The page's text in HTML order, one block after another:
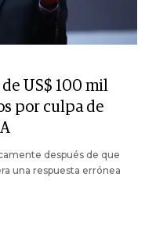
US$ 100 mil
por culpa de
después de que
una respuesta errónea